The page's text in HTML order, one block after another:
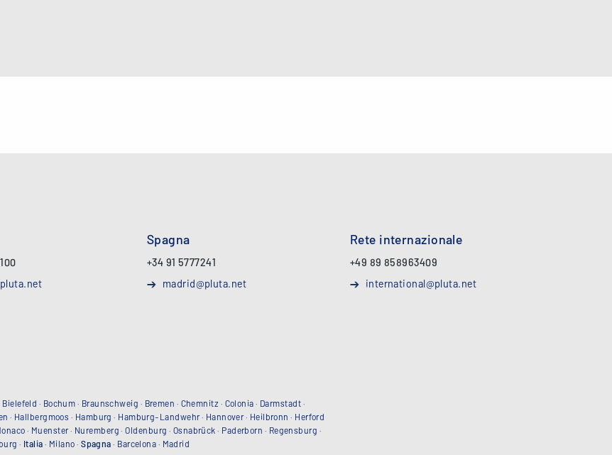
Spagna
+34 91 5777241
madrid@pluta.net
Rete internazionale
+49 89 858963409
international@pluta.net
Bielefeld · Bochum · Braunschweig · Bremen · Chemnitz · Colonia · Darmstadt ·
· Hallbergmoos · Hamburg · Hamburg-Landwehr· Hannover· Heilbronn · Herford
· Muenster· Nuremberg ·Oldenburg · Osnabrück · Paderborn · Regensburg ·
· Italia · Milano ·Spagna · Barcelona · Madrid